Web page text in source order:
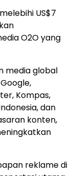
US$7
O2O yang
media global
Kompas,
dan
konten,
reklame di